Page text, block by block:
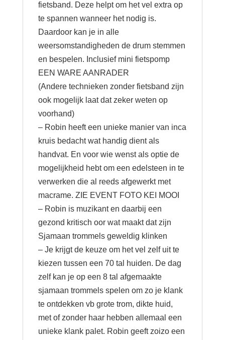
fietsband. Deze helpt om het vel extra op
te spannen wanneer het nodig is.
Daardoor kan je in alle
weersomstandigheden de drum stemmen
en bespelen. Inclusief mini fietspomp
EEN WARE AANRADER
(Andere technieken zonder fietsband zijn
ook mogelijk laat dat zeker weten op
voorhand)
– Robin heeft een unieke manier van inca
kruis bedacht wat handig dient als
handvat. En voor wie wenst als optie de
mogelijkheid hebt om een edelsteen in te
verwerken die al reeds afgewerkt met
macrame. ZIE EVENT FOTO KEI MOOI
– Robin is muzikant en daarbij een
gezond kritisch oor wat maakt dat zijn
Sjamaan trommels geweldig klinken
– Je krijgt de keuze om het vel zelf uit te
kiezen tussen een 70 tal huiden. De dag
zelf kan je op een 8 tal afgemaakte
sjamaan trommels spelen om zo je klank
te ontdekken vb grote trom, dikte huid,
met of zonder haar hebben allemaal een
unieke klank palet. Robin geeft zoizo een